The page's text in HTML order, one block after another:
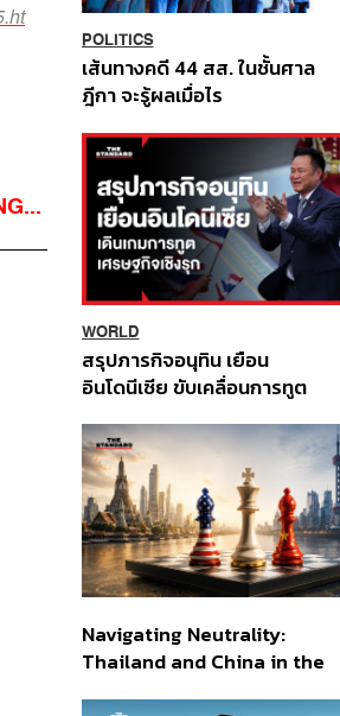
POLITICS
เส้นทางคดี 44 สส. ในชั้นศาล
ฎีกา จะรู้ผลเมื่อไร
WORLD
สรุปภารกิจอนุทิน เยือน
อินโดนีเซีย ขับเคลื่อนการทูต
ส่วนยุทธศาสตร์ไทย –
อินโดนีเซีย
Navigating Neutrality:
Thailand and China in the